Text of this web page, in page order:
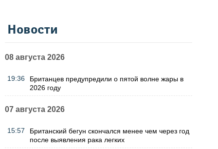
Новости
08 августа 2026
19:36
Британцев предупредили о пятой волне жары в
2026 году
07 августа 2026
15:57
Британский бегун скончался менее чем через год
после выявления рака легких